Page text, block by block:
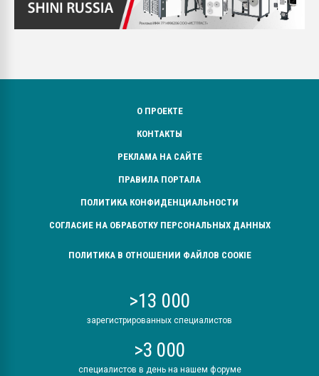
О ПРОЕКТЕ
КОНТАКТЫ
РЕКЛАМА НА САЙТЕ
ПРАВИЛА ПОРТАЛА
ПОЛИТИКА КОНФИДЕНЦИАЛЬНОСТИ
СОГЛАСИЕ НА ОБРАБОТКУ ПЕРСОНАЛЬНЫХ ДАННЫХ
ПОЛИТИКА В ОТНОШЕНИИ ФАЙЛОВ COOKIE
>13 000
зарегистрированных специалистов
>3 000
специалистов в день на нашем форуме